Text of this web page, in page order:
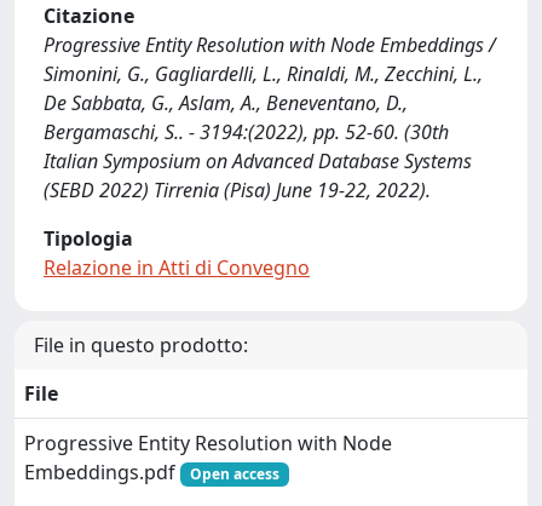
Citazione
Progressive Entity Resolution with Node Embeddings /
Simonini, G., Gagliardelli, L., Rinaldi, M., Zecchini, L.,
De Sabbata, G., Aslam, A., Beneventano, D.,
Bergamaschi, S.. - 3194:(2022), pp. 52-60. (30th
Italian Symposium on Advanced Database Systems
(SEBD 2022) Tirrenia (Pisa) June 19-22, 2022).
Tipologia
Relazione in Atti di Convegno
File in questo prodotto:
File
Progressive Entity Resolution with Node
Embeddings.pdf
Open access